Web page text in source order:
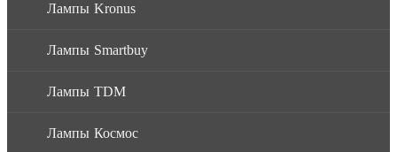
Лампы Kronus
Лампы Smartbuy
Лампы TDM
Лампы Космос